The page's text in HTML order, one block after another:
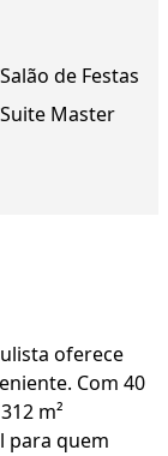
Salão de Festas
Suite Master
oferece
Com 40
m²
para quem